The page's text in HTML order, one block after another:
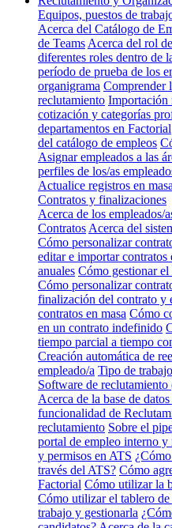
Equipos, puestos de
Acerca del Catálogo de
de Teams Acerca del rol
diferentes roles dentro de
período de prueba de los
organigrama Comprender
reclutamiento Importación
cotización y categorías
departamentos en Factorial
del catálogo de empleos
Asignar empleados a las
perfiles de los/as
Actualice registros en
Contratos y finalizaciones
Acerca de los empleados/
Contratos Acerca del
Cómo personalizar
editar e importar contratos
anuales Cómo gestionar
Cómo personalizar
finalización del contrato y
contratos en masa Cómo
en un contrato indefinido
tiempo parcial a tiempo
Creación automática de
empleado/a Tipo de
Software de
Acerca de la base de
funcionalidad de
reclutamiento Sobre el
portal de empleo interno y
y permisos en ATS
través del ATS? Cómo
Factorial Cómo utilizar la
Cómo utilizar el tablero de
trabajo y gestionarla